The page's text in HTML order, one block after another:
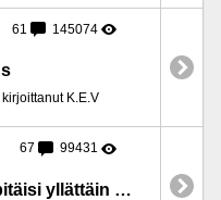
61 145074
K.E.V
67 99431
26 vuotta kiinni ollut Turbo pitäisi yllättäin NYT muutoskatsastaa!